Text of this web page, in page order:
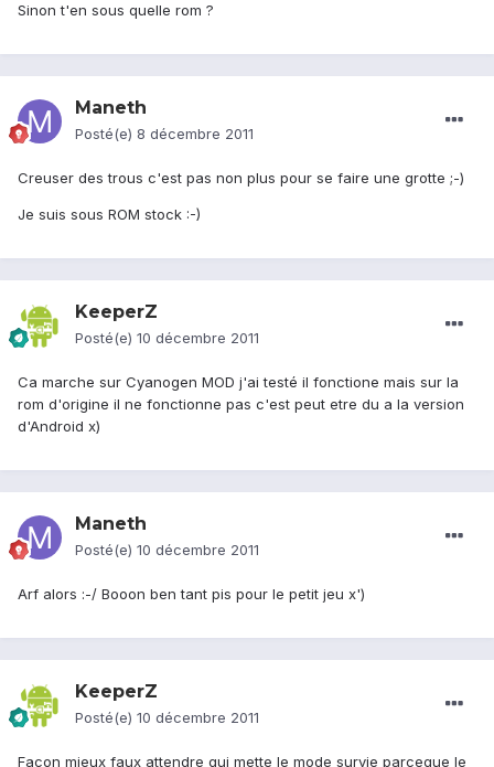
Sinon t'en sous quelle rom ?
Maneth
Posté(e) 8 décembre 2011
Creuser des trous c'est pas non plus pour se faire une grotte ;-)
Je suis sous ROM stock :-)
KeeperZ
Posté(e) 10 décembre 2011
Ca marche sur Cyanogen MOD j'ai testé il fonctione mais sur la
rom d'origine il ne fonctionne pas c'est peut etre du a la version
d'Android x)
Maneth
Posté(e) 10 décembre 2011
Arf alors :-/ Booon ben tant pis pour le petit jeu x')
KeeperZ
Posté(e) 10 décembre 2011
Facon mieux faux attendre qui mette le mode survie parceque le